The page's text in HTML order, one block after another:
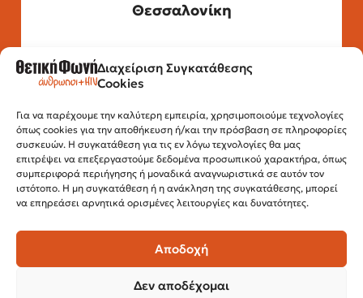
Διαχείριση Συγκατάθεσης
Cookies
Για να παρέχουμε την καλύτερη εμπειρία, χρησιμοποιούμε τεχνολογίες
όπως cookies για την αποθήκευση ή/και την πρόσβαση σε πληροφορίες
συσκευών. Η συγκατάθεση για τις εν λόγω τεχνολογίες θα μας
επιτρέψει να επεξεργαστούμε δεδομένα προσωπικού χαρακτήρα, όπως
συμπεριφορά περιήγησης ή μοναδικά αναγνωριστικά σε αυτόν τον
ιστότοπο. Η μη συγκατάθεση ή η ανάκληση της συγκατάθεσης, μπορεί
να επηρεάσει αρνητικά ορισμένες λειτουργίες και δυνατότητες.
Αποδοχή
Δεν αποδέχομαι
Θεσσαλονίκη
Τηλέφωνο: 2315 525 020
Fax: 210 32 15 644
Εγνατίας 112, 3ος όροφος, 54622,
Θεσσαλονίκη
Ώρες λειτουργίας:
Δευτέρα – Παρασκευή, 10:00 –14:00